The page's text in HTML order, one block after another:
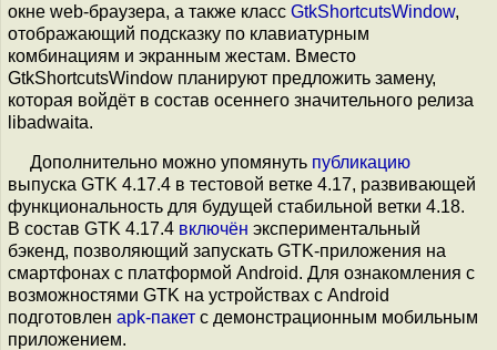
окне web-браузера, а также класс GtkShortcutsWindow,
отображающий подсказку по клавиатурным
комбинациям и экранным жестам. Вместо
GtkShortcutsWindow планируют предложить замену,
которая войдёт в состав осеннего значительного релиза
libadwaita.
Дополнительно можно упомянуть публикацию
выпуска GTK 4.17.4 в тестовой ветке 4.17, развивающей
функциональность для будущей стабильной ветки 4.18.
В состав GTK 4.17.4 включён экспериментальный
бэкенд, позволяющий запускать GTK-приложения на
смартфонах с платформой Android. Для ознакомления с
возможностями GTK на устройствах с Android
подготовлен apk-пакет с демонстрационным мобильным
приложением.